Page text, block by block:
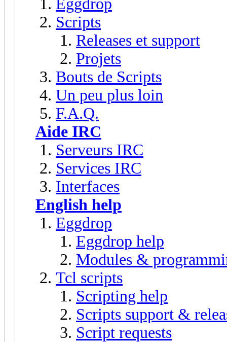
Eggdrop
Scripts
Releases et support
Projets
Bouts de Scripts
Un peu plus loin
F.A.Q.
Aide IRC
Serveurs IRC
Services IRC
Interfaces
English help
Eggdrop
Eggdrop help
Modules &
Tcl scripts
Scripting help
Scripts support &
Script requests